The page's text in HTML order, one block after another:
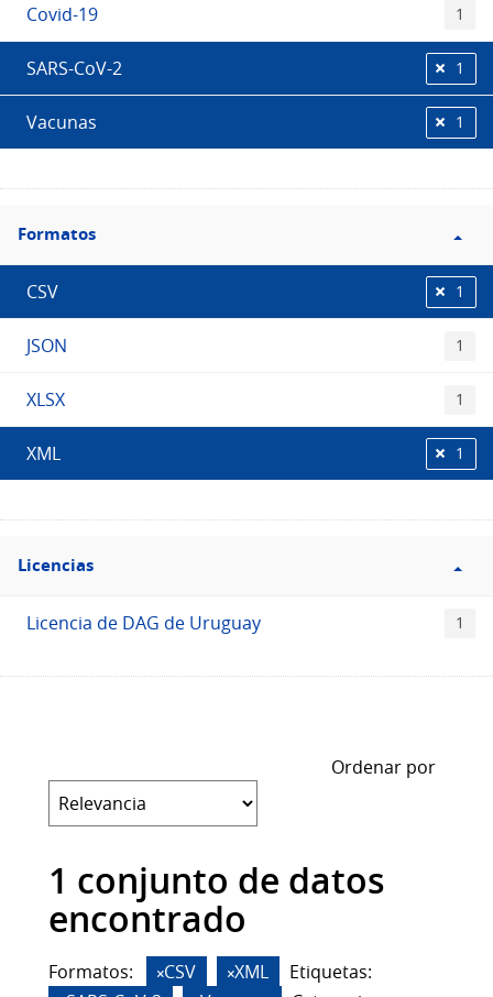
Covid-19 1
SARS-CoV-2 1
Vacunas 1
Filtro
Formatos
Formatos
CSV 1
JSON 1
XLSX 1
XML 1
Filtro
Licencias
Licencias
Licencia de DAG de Uruguay 1
Ordenar por
1 conjunto de datos
encontrado
Formatos: CSV XML
Etiquetas: